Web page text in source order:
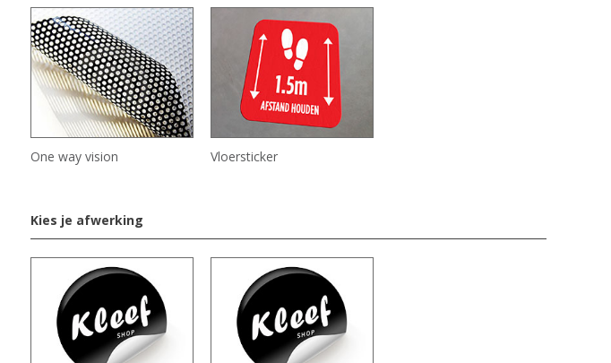
One way vision Vloersticker
Kies je afwerking